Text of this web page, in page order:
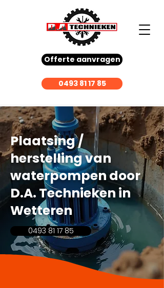
Offerte aanvragen
0493 81 17 85
Plaatsing /
herstelling van
waterpompen door
D.A. Technieken in
Wetteren
0493 81 17 85